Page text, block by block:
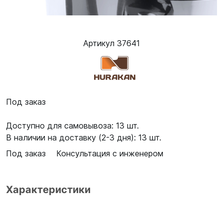
Артикул 37641
Под заказ
Доступно для самовывоза: 13 шт.
В наличии на доставку (2-3 дня): 13 шт.
Под заказ
Консультация с инженером
Характеристики